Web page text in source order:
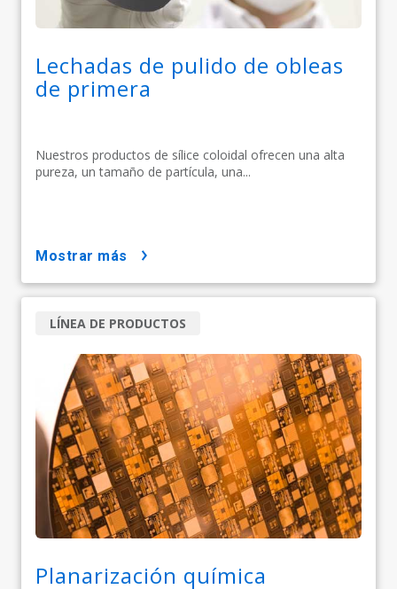
Lechadas de pulido de obleas
de primera
Nuestros productos de sílice coloidal ofrecen una alta
pureza, un tamaño de partícula, una...
mostrar más
Planarización química
LÍNEA DE PRODUCTOS